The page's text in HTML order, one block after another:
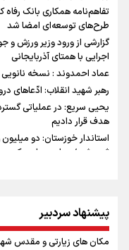
تفاهم‌نامه همکاری بانک
طرح‌های توسعه‌ای امضا شد
گزارشی از ورود وزیر ورزش و
اجرایی با همتای آذربایجانی
عماد احمدوند : نسخه
رهبر شهید انقلاب: ادّعاهای
یحیی سریع: در عملیاتی
هدف قرار دادیم
ثبت شد / برپایی هزار موکب در خوزستان و ۱۰۰ موکب
وقتی از وفاق صحبت
بازی های آسیایی
جابجایی مرکز ثقل اقتصاد
ایران +نمودار
پیشنهاد سردبیر
مکان های زیارتی و مقدس